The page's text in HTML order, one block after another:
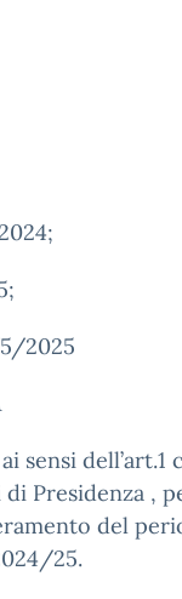
2025
dell’art.1
Presidenza ,
del
25.